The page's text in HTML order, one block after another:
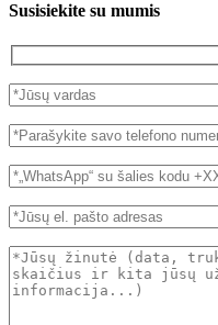
Susisiekite su mumis